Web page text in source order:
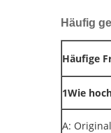
Häufig
Häufige
1Wie
A: